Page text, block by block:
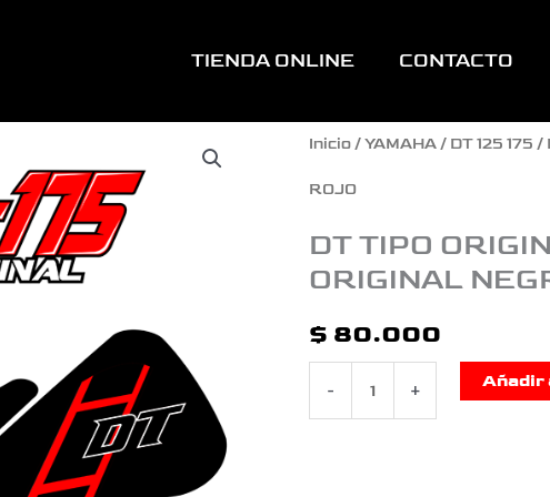
TIENDA ONLINE CONTACTO
Inicio/YAMAHA/ DT 125 175 /
ROJO
DT TIPO
ORIGINAL
$ 80.000
-
DT
TIPO
ORIGINAL
LARA
BONILLA
NEGRO
+ Añadir